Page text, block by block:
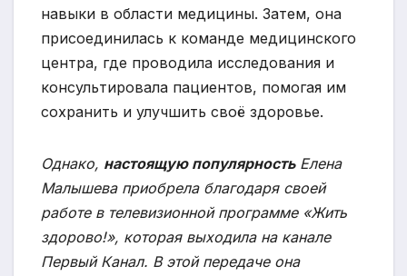
навыки в области медицины. Затем, она
присоединилась к команде медицинского
центра, где проводила исследования и
консультировала пациентов, помогая им
сохранить и улучшить своё здоровье.
Однако, настоящую популярностьЕлена
Малышева приобрела благодаря своей
работе в телевизионной программе «Жить
здорово!», которая выходила на канале
Первый Канал. В этой передаче она